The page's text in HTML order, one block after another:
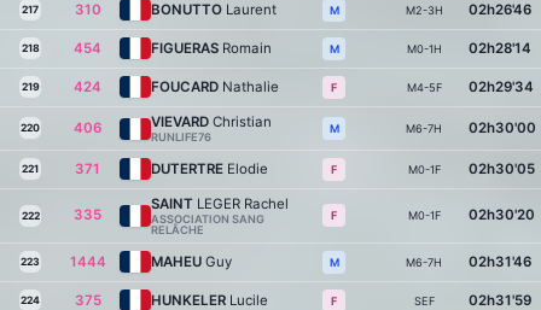
217 310 BONUTTO Laurent M M2-3H 02h26'46
218 454 FIGUERAS Romain M M0-1H 02h28'14
219 424 FOUCARD Nathalie F M4-5F 02h29'34
220 406 VIEVARD Christian
RUNLIFE76
M M6-7H 02h30'00
221 371 DUTERTRE Elodie F M0-1F 02h30'05
222 335
SAINT LEGER Rachel
ASSOCIATION SANG
RELÂCHE
F M0-1F 02h30'20
223 1444 MAHEU Guy M M6-7H 02h31'46
224 375 HUNKELER Lucile F SEF 02h31'59